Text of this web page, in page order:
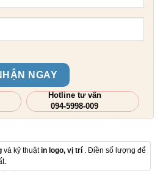
NGAY
Hotline tư vấn
094-5998-009
và kỹ thuậtin logo, vị trí . Điền số lượng để